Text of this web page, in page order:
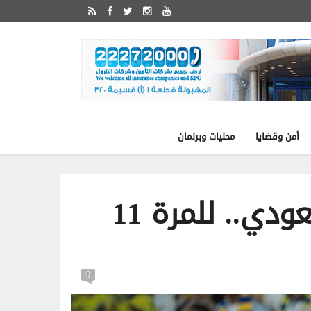
محليات وبرلمان أمن وقضايا
النصر بطلاً للدوري السعودي.. للمرة 11
0